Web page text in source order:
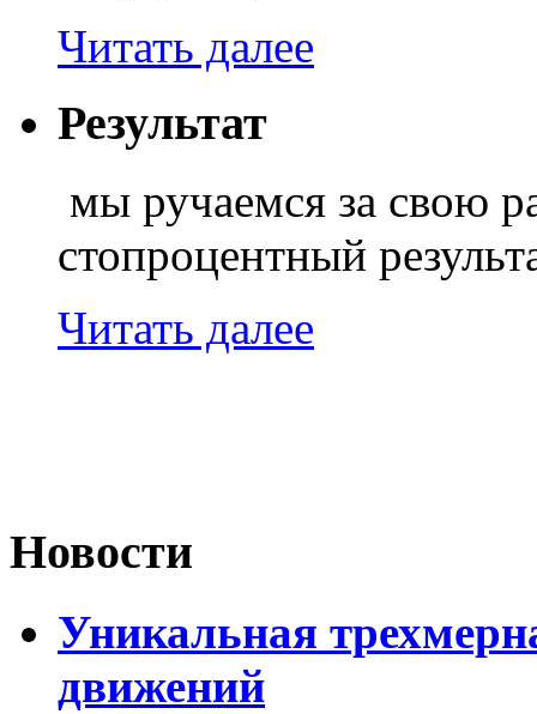
Читать далее
Результат
мы ручаемся за свою
стопроцентный
Читать далее
Новости
Уникальная
движений